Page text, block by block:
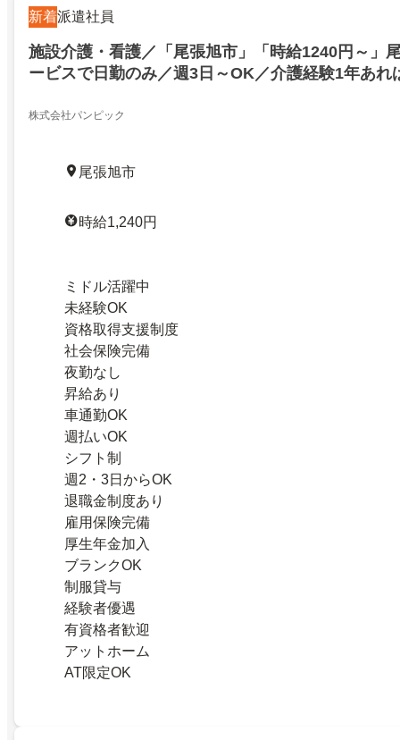
新着派遣社員
施設介護・看護／「尾張旭市」「時給1240円～」
ービスで日勤のみ／週3日～OK／介護経験1年あれ
株式会社パンピック
尾張旭市
時給1,240円
ミドル活躍中
未経験OK
資格取得支援制度
社会保険完備
夜勤なし
昇給あり
車通勤OK
週払いOK
シフト制
週2・3日からOK
退職金制度あり
雇用保険完備
厚生年金加入
ブランクOK
制服貸与
経験者優遇
有資格者歓迎
アットホーム
AT限定OK